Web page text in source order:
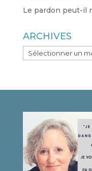
Le pardon peut-il
ARCHIVES
ARCHIVES